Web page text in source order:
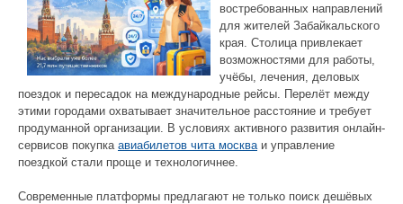
востребованных направлений
для жителей Забайкальского
края. Столица привлекает
возможностями для работы,
учёбы, лечения, деловых
поездок и пересадок на международные рейсы. Перелёт между
этими городами охватывает значительное расстояние и требует
продуманной организации. В условиях активного развития онлайн-
сервисов покупка авиабилетов чита москва и управление
поездкой стали проще и технологичнее.
Современные платформы предлагают не только поиск дешёвых